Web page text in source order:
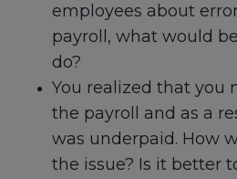
employees about
payroll, what would
do?
You realized that you
the payroll and as a
was underpaid. How
the issue? Is it better